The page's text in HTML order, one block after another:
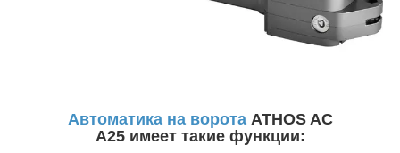
Автоматика на воротаATHOS AC
A25 имеет такие функции: